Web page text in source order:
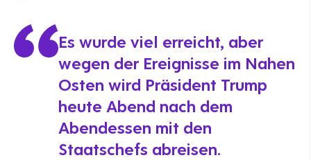
Es wurde viel erreicht, aber
wegen der Ereignisse im Nahen
Osten wird Präsident Trump
heute Abend nach dem
Abendessen mit den
Staatschefs abreisen.